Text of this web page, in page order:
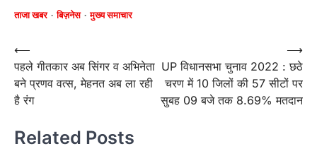
ताजा खबर बिज़नेस मुख्य समाचार
Post
navigation
⟵
पहले गीतकार अब सिंगर व अभिनेता
बने प्रणव वत्स, मेहनत अब ला रही
है रंग
UP विधानसभा चुनाव 2022 : छठे
चरण में 10 जिलों की 57 सीटों पर
सुबह 09 बजे तक 8.69% मतदान
⟶
Related Posts